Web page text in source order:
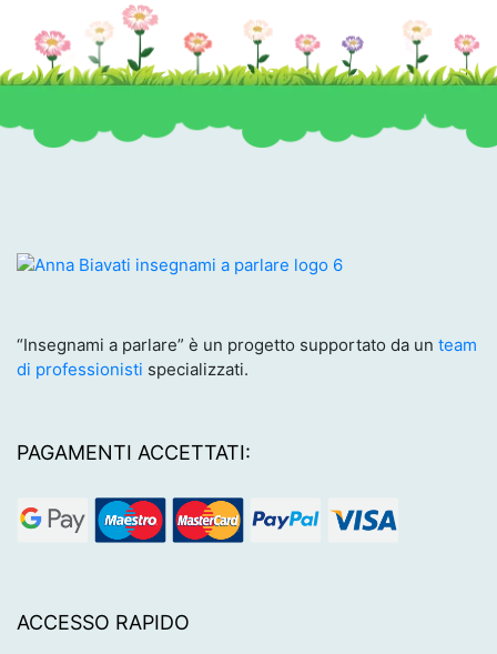
“Insegnami a parlare” è un progetto supportato da un team
di professionisti specializzati.
PAGAMENTI ACCETTATI:
ACCESSO RAPIDO